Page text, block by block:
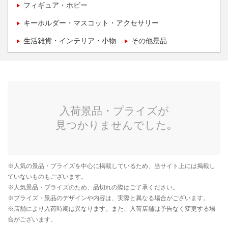
フィギュア・ホビー
キーホルダー・マスコット・アクセサリー
生活雑貨・インテリア・小物 その他景品